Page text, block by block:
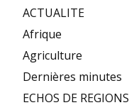
ACTUALITE
Afrique
Agriculture
Dernières minutes
ECHOS DE REGIONS